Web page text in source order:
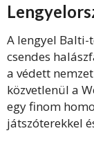
A lengyel
csendes
a védett
közvetlenül a
egy finom
játszóterekkel